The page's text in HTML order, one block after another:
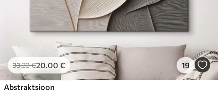
33.33€20.00 € 19
Abstraktsioon